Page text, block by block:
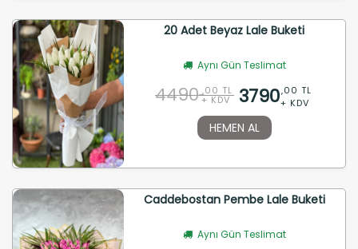
20 Adet Beyaz Lale Buketi
Aynı Gün Teslimat
4490 ,00 TL
+ KDV 3790,00 TL
+ KDV
HEMEN AL
Caddebostan Pembe Lale Buketi
Aynı Gün Teslimat